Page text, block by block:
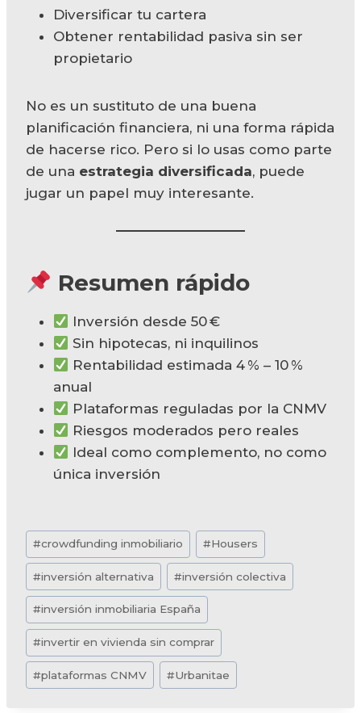
Diversificar tu cartera
Obtener rentabilidad pasiva sin ser
propietario
No es un sustituto de una buena
planificación financiera, ni una forma rápida
de hacerse rico. Pero si lo usas como parte
de una estrategia diversificada, puede
jugar un papel muy interesante.
Resumen rápido
Inversión desde 50 €
Sin hipotecas, ni inquilinos
Rentabilidad estimada 4 % – 10 %
anual
Plataformas reguladas por la CNMV
Riesgos moderados pero reales
Ideal como complemento, no como
única inversión
Etiquetas
de
la
entrada:
#crowdfunding inmobiliario #Housers
#inversión alternativa #inversión colectiva
#inversión inmobiliaria España
#invertir en vivienda sin comprar
#plataformas CNMV #Urbanitae